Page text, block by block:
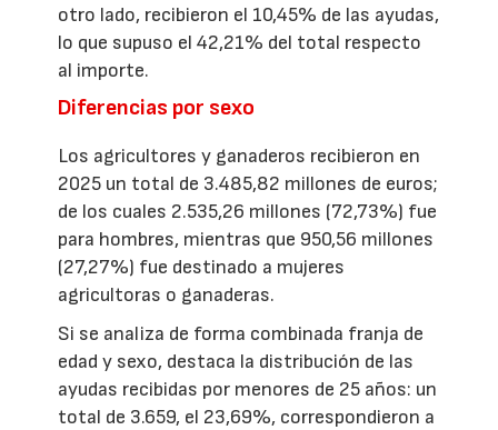
otro lado, recibieron el 10,45% de las ayudas,
lo que supuso el 42,21% del total respecto
al importe.
Diferencias por sexo
Los agricultores y ganaderos recibieron en
2025 un total de 3.485,82 millones de euros;
de los cuales 2.535,26 millones (72,73%) fue
para hombres, mientras que 950,56 millones
(27,27%) fue destinado a mujeres
agricultoras o ganaderas.
Si se analiza de forma combinada franja de
edad y sexo, destaca la distribución de las
ayudas recibidas por menores de 25 años: un
total de 3.659, el 23,69%, correspondieron a